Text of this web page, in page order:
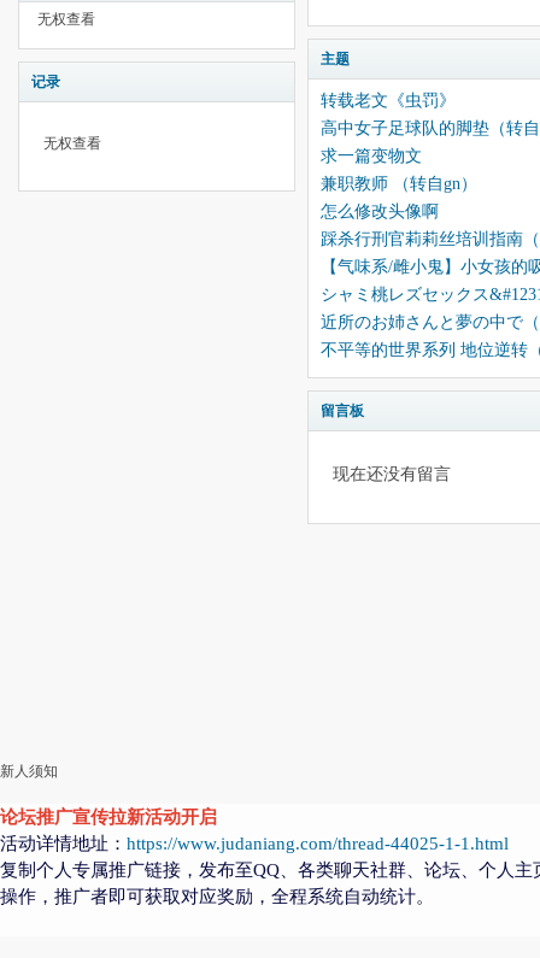
无权查看
记录
无权查看
主题
转载老文《虫罚》
高中女子足球队的脚垫（转
求一篇变物文
兼职教师 （转自gn）
怎么修改头像啊
踩杀行刑官莉莉丝培训指南
【气味系/雌小鬼】小女孩的
シャミ桃レズセックス
近所のお姉さんと夢の中で
不平等的世界系列 地位逆转
留言板
现在还没有留言
新人须知
论坛推广宣传拉新活动开启
活动详情地址： https://www.judaniang.com/thread-44025-1-1.html
复制个人专属推广链接，发布至QQ、各类聊天社群、论坛、个人
操作，推广者即可获取对应奖励，全程系统自动统计。